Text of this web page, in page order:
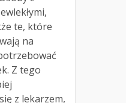
te, które
na
Z tego
z lekarzem,